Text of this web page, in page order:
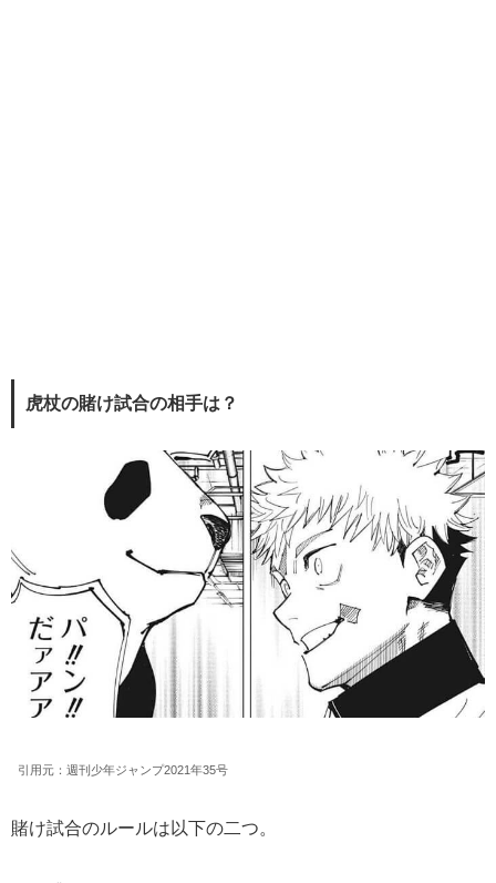
虎杖の賭け試合の相手は？
引用元：週刊少年ジャンプ2021年35号
賭け試合のルールは以下の二つ。